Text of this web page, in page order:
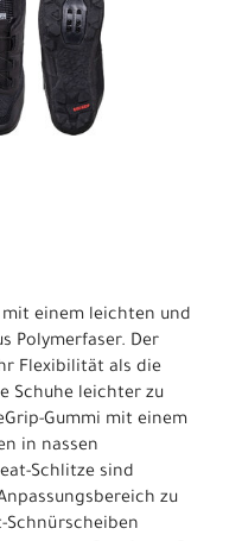
mit einem leichten und
Polymerfaser. Der
Flexibilität als die
Schuhe leichter zu
Gummi mit einem
in nassen
Schlitze sind
zu
Schnürscheiben